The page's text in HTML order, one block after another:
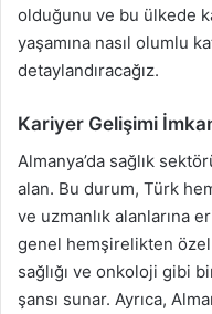
olduğunu ve bu ülkede
yaşamına nasıl olumlu
detaylandıracağız.
Kariyer Gelişimi
Almanya’da sağlık
alan. Bu durum, Türk
ve uzmanlık alanlarına
genel hemşirelikten özel
sağlığı ve onkoloji gibi
şansı sunar. Ayrıca,